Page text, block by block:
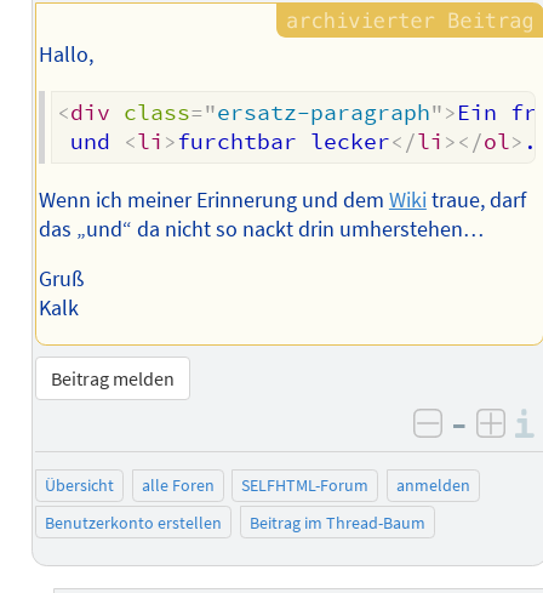
Hallo,
<div class="ersatz-paragraph">Ein
und <li >furchtbar lecker</li ></ol> .
Wenn ich meiner Erinnerung und dem Wikitraue, darf
das „und“ da nicht so nackt drin umherstehen…
Gruß
Kalk
Beitrag melden
negativ
–
Übersicht alle Foren SELFHTML-Forum
anmelden
Benutzerkonto erstellen
Beitrag im Thread-Baum